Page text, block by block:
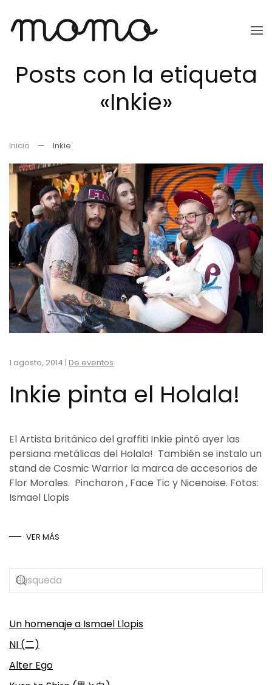
Ir
contenido
principal
Posts con la etiqueta
«Inkie»
Inicio Inkie
1 agosto, 2014 | De eventos
Inkie pinta el Holala!
El Artista británico del graffiti Inkie pintó ayer las
persiana metálicas del Holala! También se instalo un
stand de Cosmic Warrior la marca de accesorios de
Flor Morales. Pincharon , Face Tic y Nicenoise. Fotos:
Ismael Llopis
VER MÁS
Un homenaje a Ismael Llopis
NI (二)
Alter Ego